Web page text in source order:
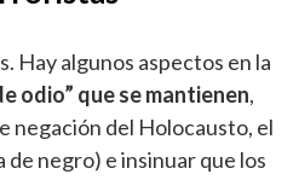
Hay algunos aspectos en la
odio” que se mantienen,
negación del Holocausto, el
de negro) e insinuar que los